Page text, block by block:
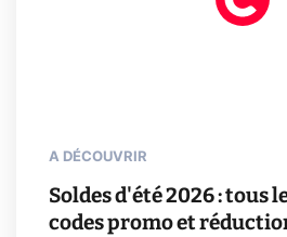
A DÉCOUVRIR
Soldes d'été 2026 : tous
codes promo et